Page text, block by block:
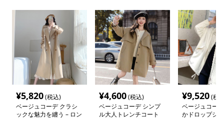
¥5,820(税込)
ベージュコーデ クラシ
ックな魅力を纏う – ロン
¥4,600(税込)
ベージュコーデ シンプ
ル大人トレンチコート
¥9,520(税
ベージュコー
かドロップシ